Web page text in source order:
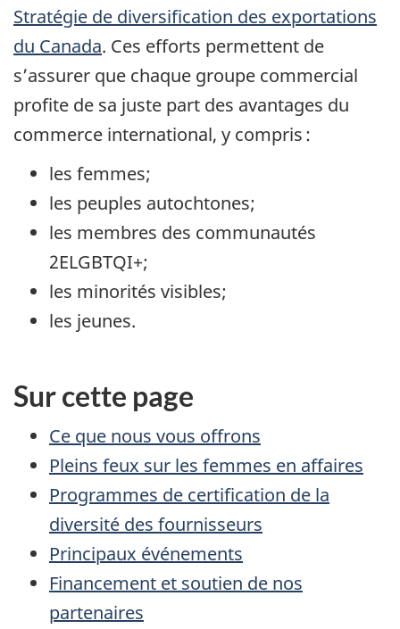
Stratégie de diversification des exportations
du Canada. Ces efforts permettent de
s’assurer que chaque groupe commercial
profite de sa juste part des avantages du
commerce international, y compris :
les femmes;
les peuples autochtones;
les membres des communautés
2ELGBTQI+;
les minorités visibles;
les jeunes.
Sur cette page
Ce que nous vous offrons
Pleins feux sur les femmes en affaires
Programmes de certification de la
diversité des fournisseurs
Principaux événements
Financement et soutien de nos
partenaires